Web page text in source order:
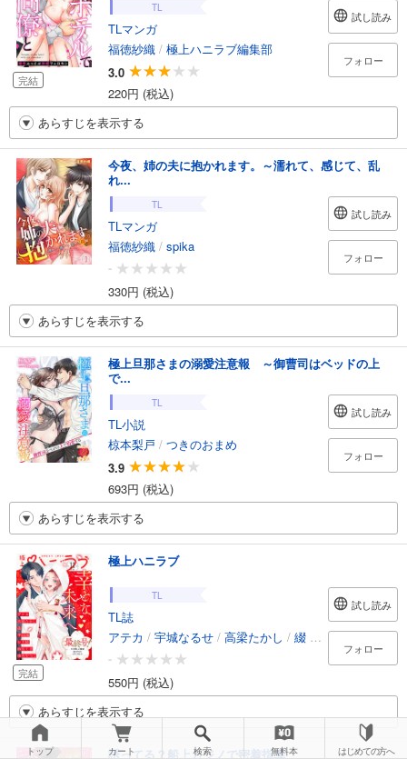
完結
TL
TLマンガ
福徳紗織 / 極上ハニラブ編集部
3.0
220円 (税込)
試し読み
フォロー
あらすじを表示する
今夜、姉の夫に抱かれます。～濡れて、感じて、乱
れ...
TL
TLマンガ
福徳紗織 / spika
-
330円 (税込)
試し読み
フォロー
あらすじを表示する
極上旦那さまの溺愛注意報 ～御曹司はベッドの上
で...
TL
TL小説
椋本梨戸 / つきのおまめ
3.9
693円 (税込)
試し読み
フォロー
あらすじを表示する
完結
極上ハニラブ
TL
TL誌
アテカ / 宇城なるせ / 高梁たかし / 綴 半田96/シリ崎
-
550円 (税込)
試し読み
フォロー
あらすじを表示する
誘ってる？船上カジノで密着指導
トップ カート 検索 無料本 はじめての方へ